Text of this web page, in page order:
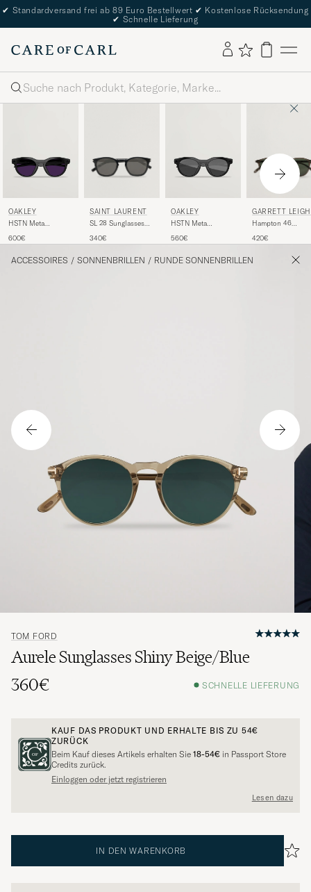
✔ Standardversand frei ab 89 Euro Bestellwert ✔ Kostenlose Rücksendung
✔ Schnelle Lieferung
Suche
OAKLEY
HSTN Meta
600€
SAINT LAURENT
SL 28 Sunglasses
340€
OAKLEY
HSTN Meta
560€
GARRETT
Hampton 46
Glass
420€
ACCESSOIRES / SONNENBRILLEN / RUNDE SONNENBRILLEN
TOM FORD
Aurele Sunglasses Shiny Beige/Blue
360€
SCHNELLE LIEFERUNG
KAUF DAS PRODUKT UND ERHALTE BIS ZU 54€
ZURÜCK
Beim Kauf dieses Artikels erhalten Sie 18-54€ in Passport Store
Credits zurück.
Einloggen oder jetzt registrieren
Lesen dazu
IN DEN WARENKORB